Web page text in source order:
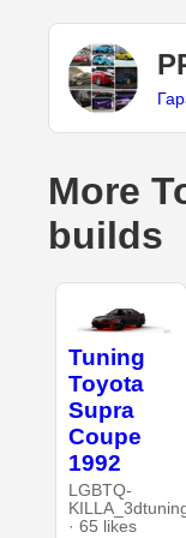
More
builds
Tuning
Toyota
Supra
Coupe
1992
LGBTQ-
· 65 likes